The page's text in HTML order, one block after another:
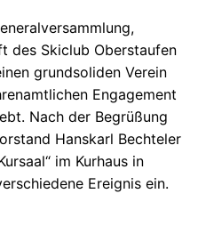
des Skiclub Oberstaufen
grundsoliden Verein
Engagement
Nach der Begrüßung
Hanskarl Bechteler
im Kurhaus in
Ereignis ein.